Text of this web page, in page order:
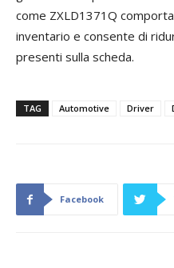
come ZXLD1371Q
inventario e consente di
presenti sulla scheda.
TAG Automotive Driver
Facebook